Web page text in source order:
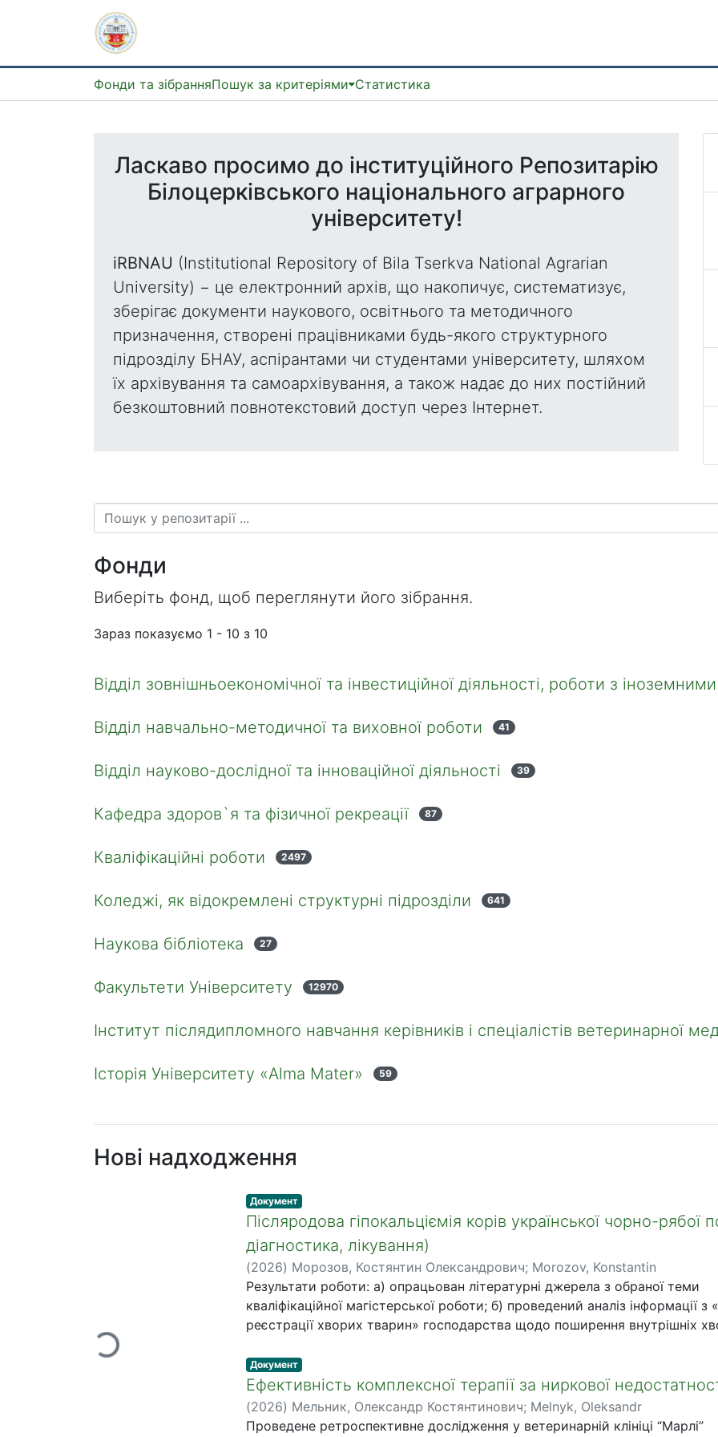
Фонди та зібранняПошук за критеріями Статистика
Ласкаво просимо до інституційного Репозитарію
Білоцерківського національного аграрного
університету!
iRBNAU (Institutional Repository of Bila Tserkva National Agrarian
University) − це електронний архів, що накопичує, систематизує,
зберігає документи наукового, освітнього та методичного
призначення, створені працівниками будь-якого структурного
підрозділу БНАУ, аспірантами чи студентами університету, шляхом
їх архівування та самоархівування, а також надає до них постійний
безкоштовний повнотекстовий доступ через Інтернет.
Фонди
Виберіть фонд, щоб переглянути його зібрання.
Зараз показуємо 1 - 10 з 10
Відділ зовнішньоекономічної та інвестиційної діяльності, роботи з
Відділ навчально-методичної та виховної роботи 41
Відділ науково-дослідної та інноваційної діяльності 39
Кафедра здоров`я та фізичної рекреації 87
Кваліфікаційні роботи 2497
Коледжі, як відокремлені структурні підрозділи 641
Наукова бібліотека 27
Факультети Університету 12970
Інститут післядипломного навчання керівників і спеціалістів ветеринарної
Історія Університету «Alma Mater» 59
Нові надходження
Вантажиться...
Тип матеріалу:
Документ,
Післяродова гіпокальціємія корів української чорно-
діагностика, лікування)
(2026) Морозов, Костянтин Олександрович; Morozov, Konstantin
Результати роботи: а) опрацьован літературні джерела з обраної теми
кваліфікаційної магістерської роботи; б) проведений аналіз інформації
реєстрації хворих тварин» господарства щодо поширення внутрішніх
породи; в) проведений аналіз системи утримання та годівлі корів і
господарства; г) вивчений клініко-гематологічний статус корів і нетелей
української чорно-рябої породи та проаналізовані отримані результати
гематологічних досліджень; д) проведений аналіз ефективності лікування
Тип матеріалу:
Документ,
Ефективність комплексної терапії за ниркової
(2026) Мельник, Олександр Костянтинович; Melnyk, Oleksandr
Проведене ретроспективне дослідження у ветеринарній клініці “Марлі”